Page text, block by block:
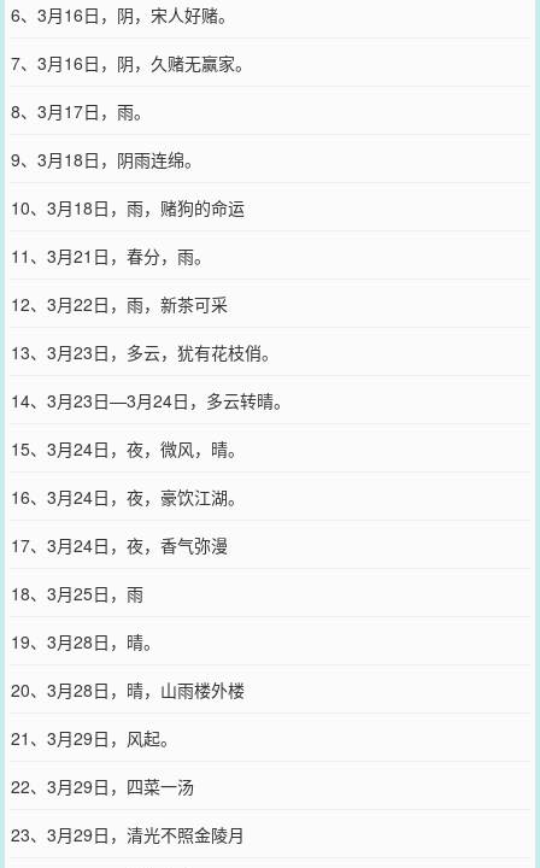
6、3月16日，阴，宋人好赌。
7、3月16日，阴，久赌无赢家。
8、3月17日，雨。
9、3月18日，阴雨连绵。
10、3月18日，雨，赌狗的命运
11、3月21日，春分，雨。
12、3月22日，雨，新茶可采
13、3月23日，多云，犹有花枝俏。
14、3月23日—3月24日，多云转晴。
15、3月24日，夜，微风，晴。
16、3月24日，夜，豪饮江湖。
17、3月24日，夜，香气弥漫
18、3月25日，雨
19、3月28日，晴。
20、3月28日，晴，山雨楼外楼
21、3月29日，风起。
22、3月29日，四菜一汤
23、3月29日，清光不照金陵月